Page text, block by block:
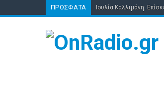
ΠΡΌΣΦΑΤΑ Ιουλία Καλλιμάνη: